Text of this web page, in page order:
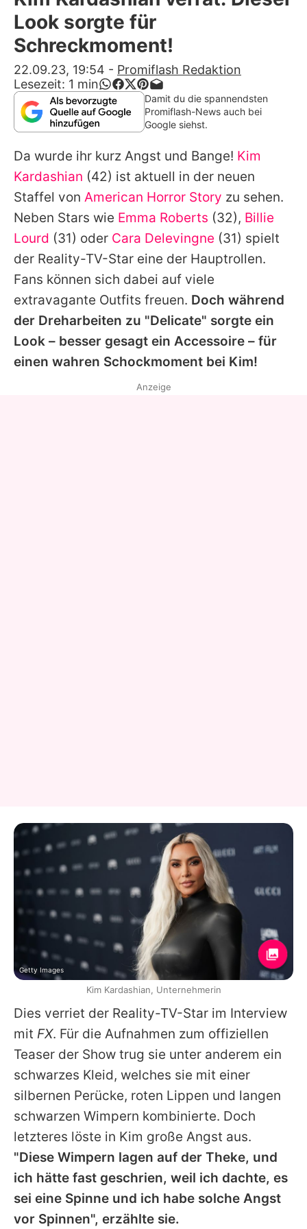
Alle Themen auf Promiflash
Jobs
App runterladen
Team
Redaktionelle Richtlinien
Impressum
Datenschutzerklärung
Nutzungsbedingungen
Utiq verwalten
Look sorgte für
Schreckmoment!
22.09.23, 19:54 - Promiflash Redaktion
Lesezeit: 1 min
Damit du die spannendsten
Promiflash-News auch bei
Google siehst.
Da wurde ihr kurz Angst und Bange! Kim
Kardashian (42) ist aktuell in der neuen
Staffel von American Horror Story zu sehen.
Neben Stars wie Emma Roberts (32), Billie
Lourd (31) oder Cara Delevingne (31) spielt
der Reality-TV-Star eine der Hauptrollen.
Fans können sich dabei auf viele
extravagante Outfits freuen. Doch während
der Dreharbeiten zu "Delicate" sorgte ein
Look – besser gesagt ein Accessoire – für
einen wahren Schockmoment bei Kim!
Dies verriet der Reality-TV-Star im Interview
mit FX. Für die Aufnahmen zum offiziellen
Teaser der Show trug sie unter anderem ein
schwarzes Kleid, welches sie mit einer
silbernen Perücke, roten Lippen und langen
schwarzen Wimpern kombinierte. Doch
letzteres löste in Kim große Angst aus.
"Diese Wimpern lagen auf der Theke, und
ich hätte fast geschrien, weil ich dachte, es
sei eine Spinne und ich habe solche Angst
vor Spinnen", erzählte sie.
Anzeige
Getty Images
Kim Kardashian, Unternehmerin